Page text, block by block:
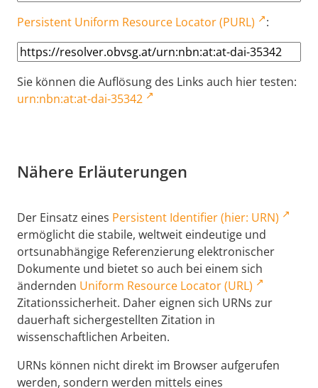
Persistent Uniform Resource Locator (PURL) :
Sie können die Auflösung des Links auch hier testen:
urn:nbn:at:at-dai-35342
Nähere Erläuterungen
Der Einsatz eines Persistent Identifier (hier: URN)
ermöglicht die stabile, weltweit eindeutige und
ortsunabhängige Referenzierung elektronischer
Dokumente und bietet so auch bei einem sich
ändernden Uniform Resource Locator (URL)
Zitationssicherheit. Daher eignen sich URNs zur
dauerhaft sichergestellten Zitation in
wissenschaftlichen Arbeiten.
URNs können nicht direkt im Browser aufgerufen
werden, sondern werden mittels eines